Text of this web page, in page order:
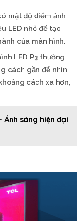
mật độ điểm ảnh
LED nhỏ để tạo
của màn hình.
LED P3 thường
cách gần để nhìn
cách xa hơn,
sáng hiện đại